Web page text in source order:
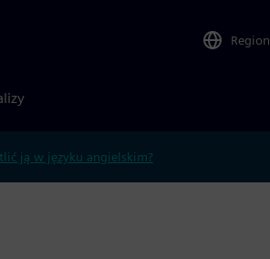
Region
ją w języku angielskim?